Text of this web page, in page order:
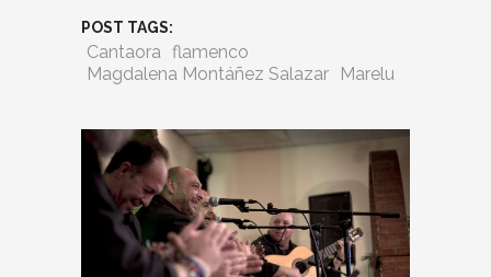
POST TAGS:
Cantaora flamenco
Magdalena Montáñez Salazar
Marelu